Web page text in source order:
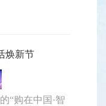
焕新节
“购在中国·智